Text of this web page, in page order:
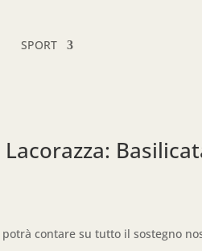
SPORT
contare su tutto il sostegno